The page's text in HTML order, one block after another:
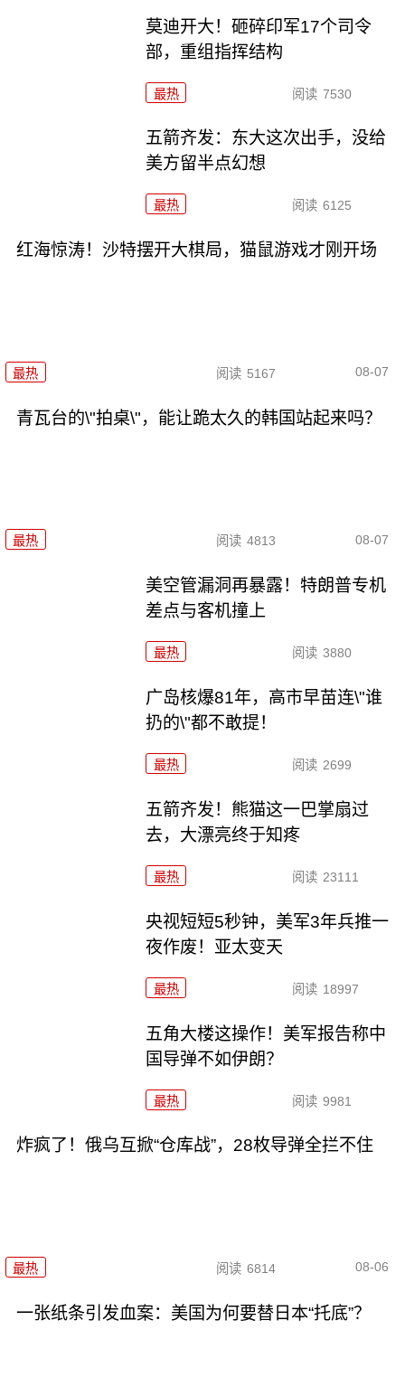
莫迪开大！砸碎印军17个司令
部，重组指挥结构
最热 阅读 7530
五箭齐发：东大这次出手，没给
美方留半点幻想
最热 阅读 6125
红海惊涛！沙特摆开大棋局，猫鼠游戏才刚开场
最热 阅读 5167 08-07
青瓦台的\"拍桌\"，能让跪太久的韩国站起来吗？
最热 阅读 4813 08-07
美空管漏洞再暴露！特朗普专机
差点与客机撞上
最热 阅读 3880
广岛核爆81年，高市早苗连\"谁
扔的\"都不敢提！
最热 阅读 2699
五箭齐发！熊猫这一巴掌扇过
去，大漂亮终于知疼
最热 阅读 23111
央视短短5秒钟，美军3年兵推一
夜作废！亚太变天
最热 阅读 18997
五角大楼这操作！美军报告称中
国导弹不如伊朗？
最热 阅读 9981
炸疯了！俄乌互掀“仓库战”，28枚导弹全拦不住
最热 阅读 6814 08-06
一张纸条引发血案：美国为何要替日本“托底”？